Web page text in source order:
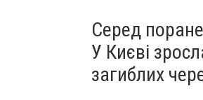
Серед
У Києві
загиблих